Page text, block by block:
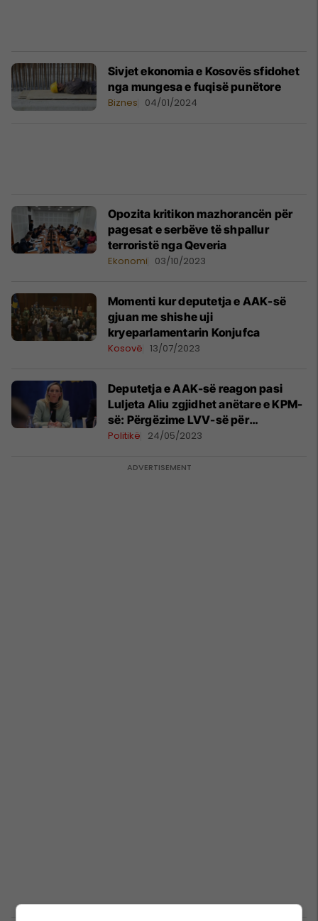
Sivjet ekonomia e Kosovës sfidohet
nga mungesa e fuqisë punëtore
Biznes 04/01/2024
Opozita kritikon mazhorancën për
pagesat e serbëve të shpallur
terroristë nga Qeveria
Ekonomi 03/10/2023
Momenti kur deputetja e AAK-së
gjuan me shishe uji
kryeparlamentarin Konjufca
Kosovë 13/07/2023
Deputetja e AAK-së reagon pasi
Luljeta Aliu zgjidhet anëtare e KPM-
së: Përgëzime LVV-së për
politizimin e KPM-së
Politikë 24/05/2023